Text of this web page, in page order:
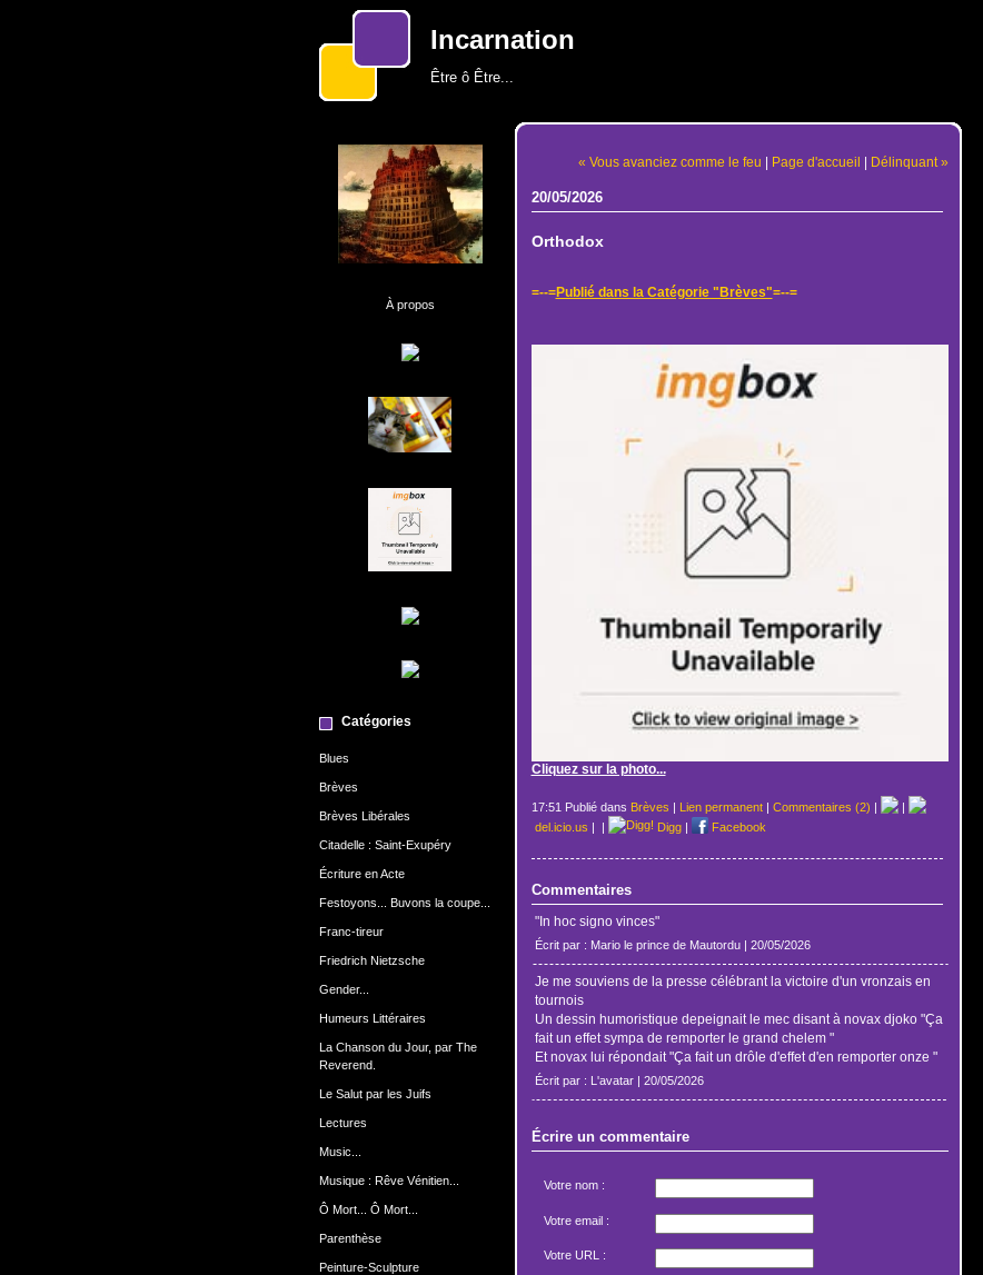
Incarnation
Être ô Être...
À propos
Catégories
Blues
Brèves
Brèves Libérales
Citadelle : Saint-Exupéry
Écriture en Acte
Festoyons... Buvons la coupe...
Franc-tireur
Friedrich Nietzsche
Gender...
Humeurs Littéraires
La Chanson du Jour, par The
Reverend.
Le Salut par les Juifs
Lectures
Music...
Musique : Rêve Vénitien...
Ô Mort... Ô Mort...
Parenthèse
Peinture-Sculpture
« Vous avanciez comme le feu | Page d'accueil | Délinquant »
20/05/2026
Orthodox
=--=Publié dans la Catégorie "Brèves"=--=
Cliquez sur la photo...
17:51 Publié dans Brèves | Lien permanent| Commentaires (2) |
|
del.icio.us | | Digg| Facebook
Commentaires
"In hoc signo vinces"
Écrit par : Mario le prince de Mautordu | 20/05/2026
Je me souviens de la presse célébrant la victoire d'un vronzais en
tournois
Un dessin humoristique depeignait le mec disant à novax djoko "Ça
fait un effet sympa de remporter le grand chelem "
Et novax lui répondait "Ça fait un drôle d'effet d'en remporter onze "
Écrit par : L'avatar | 20/05/2026
Écrire un commentaire
Votre nom :
Votre email :
Votre URL :